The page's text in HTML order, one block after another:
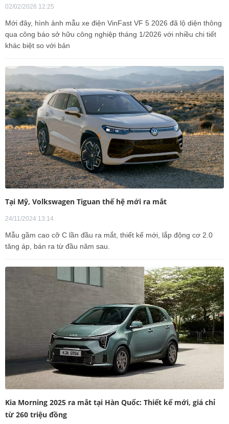
02/02/2026 12:25
Mới đây, hình ảnh mẫu xe điện VinFast VF 5 2026 đã lộ diện thông
qua công báo sở hữu công nghiệp tháng 1/2026 với nhiều chi tiết
khác biệt so với bản
Tại Mỹ, Volkswagen Tiguan thế hệ mới ra mắt
24/11/2024 13:14
Mẫu gầm cao cỡ C lần đầu ra mắt, thiết kế mới, lắp động cơ 2.0
tăng áp, bán ra từ đầu năm sau.
Kia Morning 2025 ra mắt tại Hàn Quốc: Thiết kế mới, giá chỉ
từ 260 triệu đồng